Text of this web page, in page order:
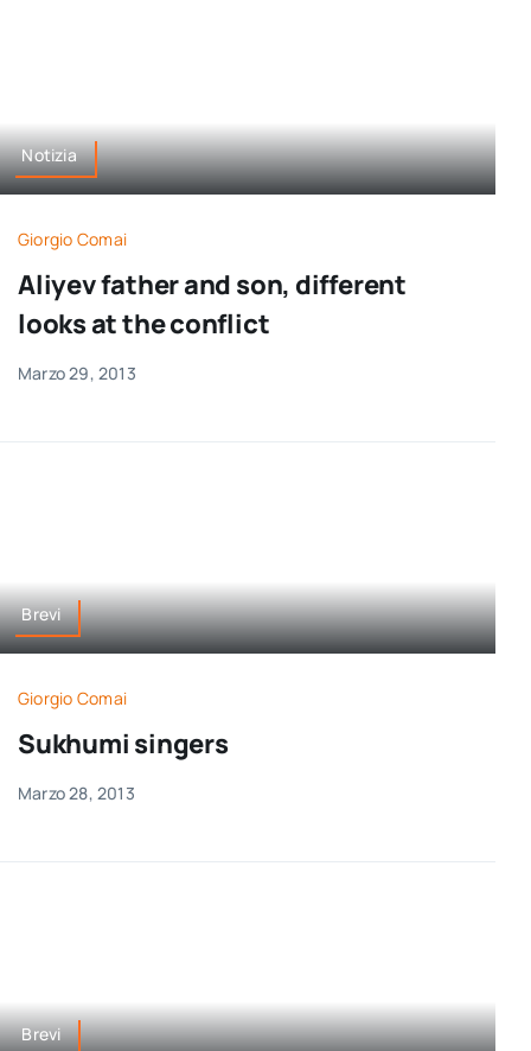
Notizia
Giorgio Comai
Aliyev father and son, different
looks at the conflict
Marzo 29, 2013
Brevi
Giorgio Comai
Sukhumi singers
Marzo 28, 2013
Brevi